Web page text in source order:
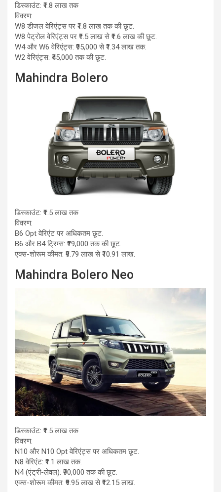
डिस्काउंट: ₹1.8 लाख तक
विवरण:
W8 डीजल वेरिएंट्स पर ₹1.8 लाख तक की छूट.
W8 पेट्रोल वेरिएंट्स पर ₹1.5 लाख से ₹1.6 लाख की छूट.
W4 और W6 वेरिएंट्स: ₹95,000 से ₹1.34 लाख तक.
W2 वेरिएंट्स: ₹45,000 तक की छूट.
Mahindra Bolero
डिस्काउंट: ₹1.5 लाख तक
विवरण:
B6 Opt वेरिएंट पर अधिकतम छूट.
B6 और B4 ट्रिम्स: ₹79,000 तक की छूट.
एक्स-शोरूम कीमत: ₹9.79 लाख से ₹10.91 लाख.
Mahindra Bolero Neo
डिस्काउंट: ₹1.5 लाख तक
विवरण:
N10 और N10 Opt वेरिएंट्स पर अधिकतम छूट.
N8 वेरिएंट: ₹1.1 लाख तक.
N4 (एंट्री-लेवल): ₹90,000 तक की छूट.
एक्स-शोरूम कीमत: ₹9.95 लाख से ₹12.15 लाख.